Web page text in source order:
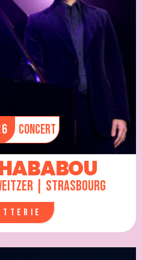
Concert
| Strasbourg